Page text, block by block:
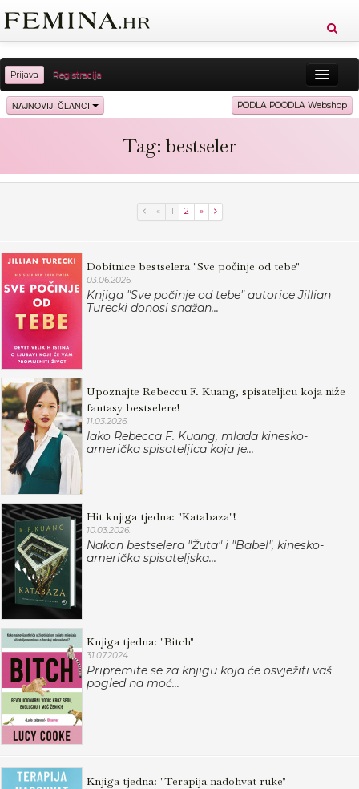
Prijava Registracija
Sreća Zdravlje Vitkost
Ljubav Relax Putovanja
NAJNOVIJI ČLANCI PODLA POODLA Webshop
Tag: bestseler
« 1 2 »
Dobitnice bestselera "Sve počinje od tebe"
03.06.2026.
Knjiga "Sve počinje od tebe" autorice Jillian
Turecki donosi snažan...
Upoznajte Rebeccu F. Kuang, spisateljicu koja niže
fantasy bestselere!
11.03.2026.
Iako Rebecca F. Kuang, mlada kinesko-
američka spisateljica koja je...
Hit knjiga tjedna: "Katabaza"!
10.03.2026.
Nakon bestselera "Žuta" i "Babel", kinesko-
američka spisateljska...
Knjiga tjedna: "Bitch"
31.07.2024.
Pripremite se za knjigu koja će osvježiti vaš
pogled na moć...
Knjiga tjedna: "Terapija nadohvat ruke"